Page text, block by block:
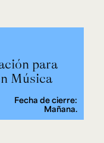
para
Música
Fecha de cierre:
Mañana.